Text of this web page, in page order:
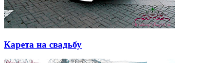
Карета на свадьбу